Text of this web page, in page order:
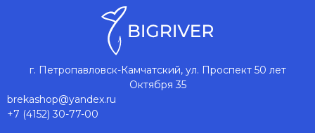
г. Петропавловск-Камчатский, ул. Проспект 50 лет
Октября 35
brekashop@yandex.ru
+7 (4152) 30-77-00